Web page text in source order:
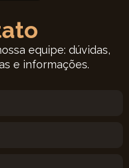
equipe: dúvidas,
e informações.